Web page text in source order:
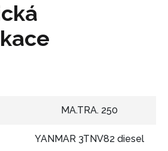
MA.TRA. 250
YANMAR 3TNV82 diesel